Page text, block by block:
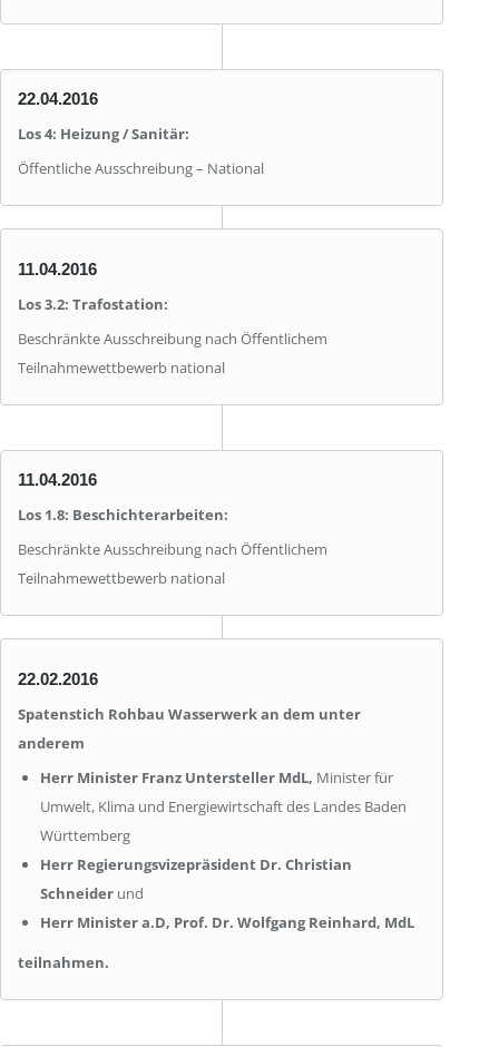
22.04.2016
Los 4: Heizung / Sanitär:
Öffentliche Ausschreibung – National
11.04.2016
Los 3.2: Trafostation:
Beschränkte Ausschreibung nach Öffentlichem
Teilnahmewettbewerb national
11.04.2016
Los 1.8: Beschichterarbeiten:
Beschränkte Ausschreibung nach Öffentlichem
Teilnahmewettbewerb national
22.02.2016
Spatenstich Rohbau Wasserwerk an dem unter
anderem
Herr Minister Franz Untersteller MdL, Minister für
Umwelt, Klima und Energiewirtschaft des Landes Baden
Württemberg
Herr Regierungsvizepräsident Dr. Christian
Schneider und
Herr Minister a.D, Prof. Dr. Wolfgang Reinhard, MdL
teilnahmen.